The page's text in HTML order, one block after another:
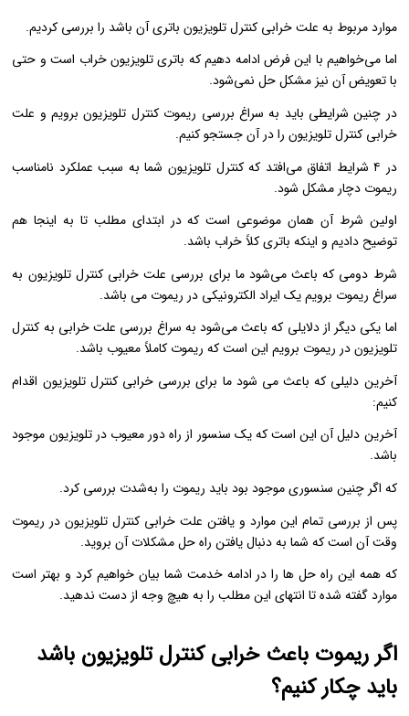
موارد مربوط به علت خرابی کنترل تلویزیون باتری آن باشد را بررسی کردیم.
اما می‌خواهیم با این فرض ادامه دهیم که باتری تلویزیون خراب است و حتی
با تعویض آن نیز مشکل حل نمی‌شود.
در چنین شرایطی باید به سراغ بررسی ریموت کنترل تلویزیون برویم و علت
خرابی کنترل تلویزیون را در آن جستجو کنیم.
در ۴ شرایط اتفاق می‌افتد که کنترل تلویزیون شما به سبب عملکرد نامناسب
ریموت دچار مشکل شود.
اولین شرط آن همان موضوعی است که در ابتدای مطلب تا به اینجا هم
توضیح دادیم و اینکه باتری کلاً خراب باشد.
شرط دومی که باعث می‌شود ما برای بررسی علت خرابی کنترل تلویزیون به
سراغ ریموت برویم یک ایراد الکترونیکی در ریموت می باشد.
اما یکی دیگر از دلایلی که باعث می‌شود به سراغ بررسی علت خرابی به کنترل
تلویزیون در ریموت برویم این است که ریموت کاملاً معیوب باشد.
آخرین دلیلی که باعث می شود ما برای بررسی خرابی کنترل تلویزیون اقدام
کنیم:
آخرین دلیل آن این است که یک سنسور از راه دور معیوب در تلویزیون موجود
باشد.
که اگر چنین سنسوری موجود بود باید ریموت را به‌شدت بررسی کرد.
پس از بررسی تمام این موارد و یافتن علت خرابی کنترل تلویزیون در ریموت
وقت آن است که شما به دنبال یافتن راه حل مشکلات آن بروید.
که همه این راه حل ها را در ادامه خدمت شما بیان خواهیم کرد و بهتر است
موارد گفته شده تا انتهای این مطلب را به هیچ وجه از دست ندهید.
اگر ریموت باعث خرابی کنترل تلویزیون باشد
باید چکار کنیم؟